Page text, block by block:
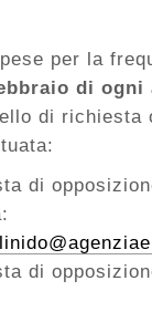
per la
di ogni
di richiesta
di
di